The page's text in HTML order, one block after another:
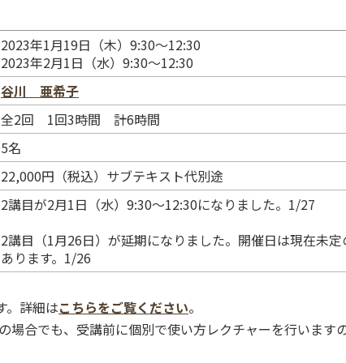
2023年1月19日（木）9:30〜12:30
2023年2月1日（水）9:30〜12:30
谷川 亜希子
全2回 1回3時間 計6時間
5名
22,000円（税込）サブテキスト代別途
2講目が2月1日（水）9:30〜12:30になりました。1/27
2講目（1月26日）が延期になりました。開催日は現在未
あります。1/26
。詳細はこちらをご覧ください。
場合でも、受講前に個別で使い方レクチャーを行います